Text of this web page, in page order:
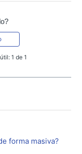
1 de 1
forma masiva?